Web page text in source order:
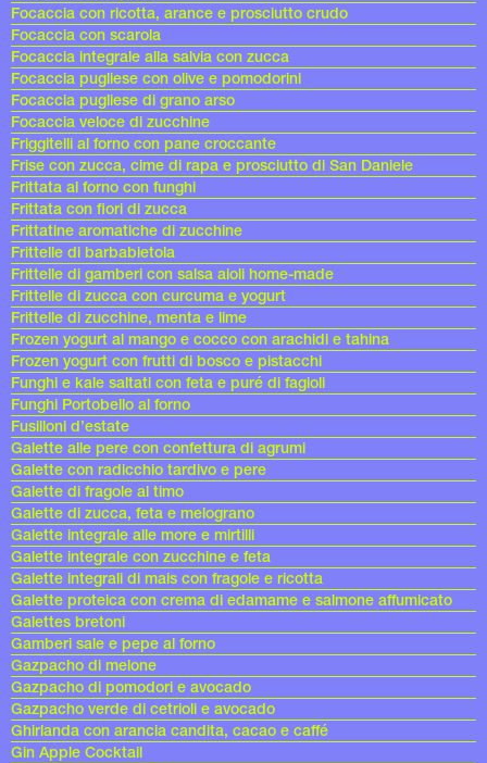
Focaccia con ricotta, arance e prosciutto crudo
Focaccia con scarola
Focaccia integrale alla salvia con zucca
Focaccia pugliese con olive e pomodorini
Focaccia pugliese di grano arso
Focaccia veloce di zucchine
Friggitelli al forno con pane croccante
Frise con zucca, cime di rapa e prosciutto di San Daniele
Frittata al forno con funghi
Frittata con fiori di zucca
Frittatine aromatiche di zucchine
Frittelle di barbabietola
Frittelle di gamberi con salsa aioli home-made
Frittelle di zucca con curcuma e yogurt
Frittelle di zucchine, menta e lime
Frozen yogurt al mango e cocco con arachidi e tahina
Frozen yogurt con frutti di bosco e pistacchi
Funghi e kale saltati con feta e puré di fagioli
Funghi Portobello al forno
Fusilloni d’estate
Galette alle pere con confettura di agrumi
Galette con radicchio tardivo e pere
Galette di fragole al timo
Galette di zucca, feta e melograno
Galette integrale alle more e mirtilli
Galette integrale con zucchine e feta
Galette integrali di mais con fragole e ricotta
Galette proteica con crema di edamame e salmone affumicato
Galettes bretoni
Gamberi sale e pepe al forno
Gazpacho di melone
Gazpacho di pomodori e avocado
Gazpacho verde di cetrioli e avocado
Ghirlanda con arancia candita, cacao e caffé
Gin Apple Cocktail